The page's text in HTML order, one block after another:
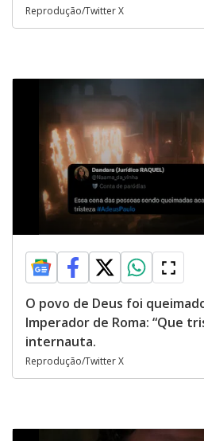
Reprodução/Twitter X
O povo de Deus foi
Imperador de Roma: “Que
internauta.
Reprodução/Twitter X